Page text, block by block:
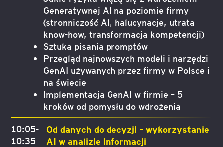
Generatywnej AI na poziomie firmy
(stronniczość AI, halucynacje, utrata
know-how, transformacja kompetencji)
Sztuka pisania promptów
Przegląd najnowszych modeli i narzędzi
GenAI używanych przez firmy w Polsce i
na świecie
Implementacja GenAI w firmie – 5
kroków od pomysłu do wdrożenia
10:05-
10:35
Od danych do decyzji – wykorzystanie
AI w analizie informacji